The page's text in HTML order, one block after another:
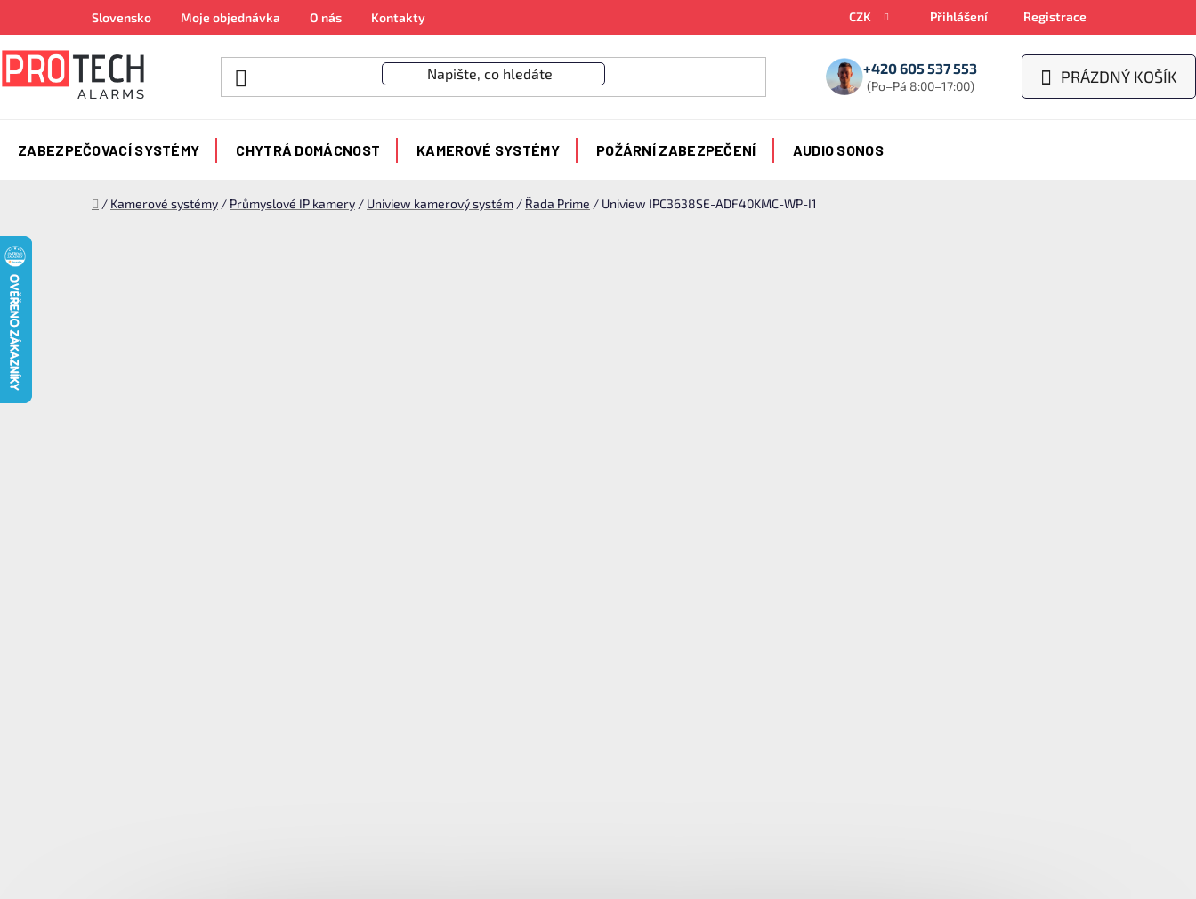
obsah
Slovensko Moje objednávka O nás Kontakty CZK Přihlášení Registrace
+420 605 537 553
(Po–Pá 8:00–17:00)
NÁKUPNÍ
PRÁZDNÝ KOŠÍK
ZABEZPEČOVACÍ SYSTÉMY CHYTRÁ DOMÁCNOST KAMEROVÉ SYSTÉMY POŽÁRNÍ ZABEZPEČENÍ AUDIO SONOS
Domů
/ Kamerové systémy / Průmyslové IP kamery / Uniview kamerový systém / Řada Prime / Uniview IPC3638SE-ADF40KMC-WP-I1